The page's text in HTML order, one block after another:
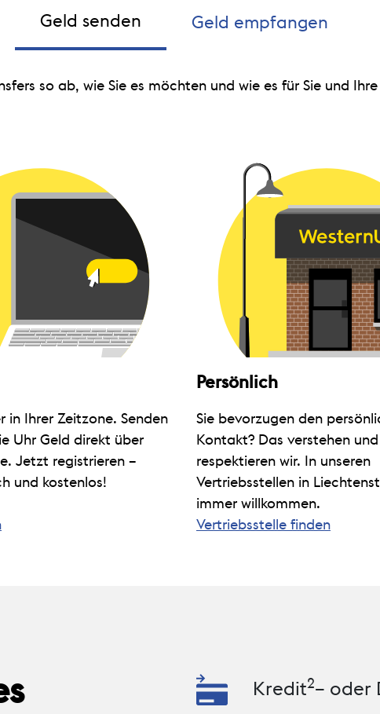
Geld senden Geld empfangen
so ab, wie Sie es möchten und wie es für Sie und
in Ihrer Zeitzone. Senden
Uhr Geld direkt über
Jetzt registrieren –
und kostenlos!
Persönlich
Sie bevorzugen den
Kontakt? Das verstehen und
respektieren wir. In unseren
Vertriebsstellen in
immer willkommen.
Vertriebsstelle finden
Kredit2– oder